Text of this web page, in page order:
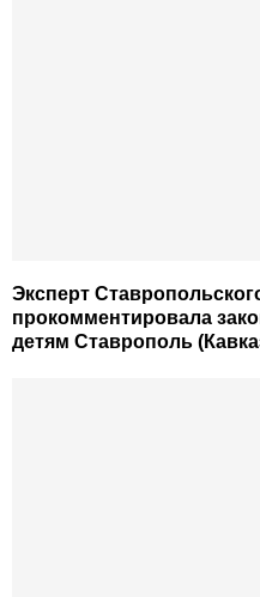
Эксперт
прокомментировала
детям Ставрополь